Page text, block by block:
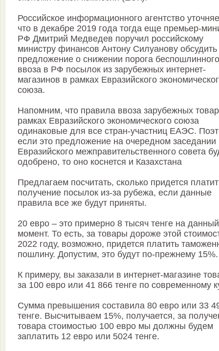
Российское информационного агентство
что в декабре 2019 года тогда еще премьер-
РФ Дмитрий Медведев поручил российскому
министру финансов Антону Силуанову обсудить
предложение о снижении порога беспошлинного
ввоза в РФ посылок из зарубежных интернет-
магазинов в рамках Евразийского
союза.
Напомним, что правила ввоза зарубежных
рамках Евразийского экономического союза
одинаковые для все стран-участниц ЕАЭС.
если это предложение на очередном заседании
Евразийского межправительственного совета
одобрено, то оно коснется и Казахстана
Предлагаем посчитать, сколько придется
получение посылок из-за рубежа, если данные
правила все же будут приняты.
20 евро – это примерно 8 тысяч тенге на данный
момент. То есть, за товары дороже этой
2022 году, возможно, придется платить
пошлину. Допустим, это будут по-прежнему 15%.
К примеру, вы заказали в интернет-магазине
за 100 евро или 41 866 тенге по современному
Сумма превышения составила 80 евро или 33
тенге. Высчитываем 15%, получается, за
товара стоимостью 100 евро мы должны будем
заплатить 12 евро или 5024 тенге.